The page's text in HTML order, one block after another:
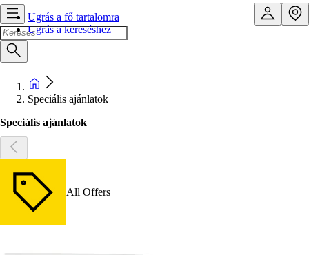
Ugrás a fő tartalomra
Ugrás a kereséshez
Speciális ajánlatok
Speciális ajánlatok
All Offers